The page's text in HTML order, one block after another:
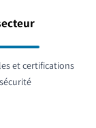
et certifications